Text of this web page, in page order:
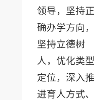
领导，坚持正
确办学方向，
坚持立德树
人，优化类型
定位，深入推
进育人方式、